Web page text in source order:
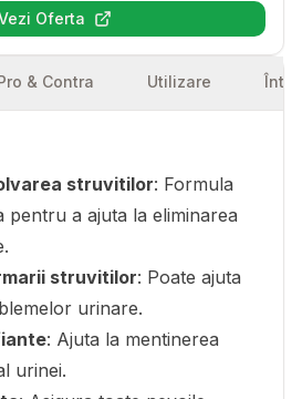
Oferta
(se deschide într-o filă nouă)
& Contra Utilizare
struvitilor: Formula
pentru a ajuta la eliminarea
struvitilor: Poate ajuta
urinare.
: Ajuta la mentinerea
urinei.